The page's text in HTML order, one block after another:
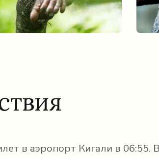
в аэропорт Кигали в 06:55.